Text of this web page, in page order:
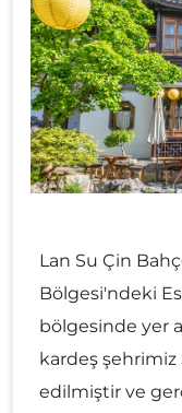
Lan Su Çin
Bölgesi'ndeki
bölgesinde yer
kardeş
edilmiştir ve